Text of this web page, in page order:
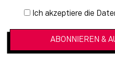
Newsletter-Anmeldung
Ich akzeptiere die